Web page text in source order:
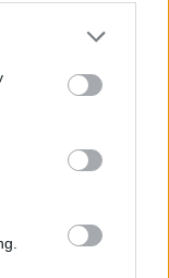
qui traque